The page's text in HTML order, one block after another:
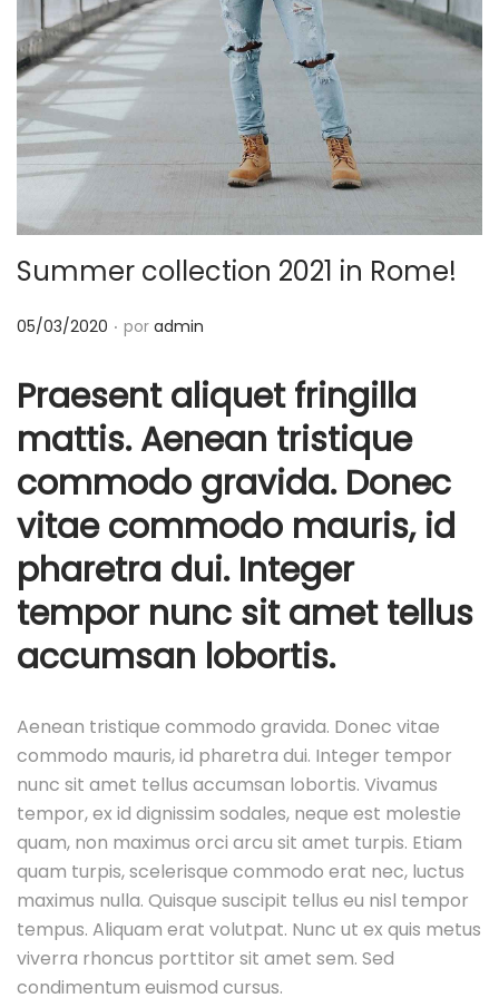
c
i
ó
n
d
o
Summer collection 2021 in Rome!
P
b
i
c
a
d
o
e
05/03/2020 . por admin
Praesent aliquet fringilla
mattis. Aenean tristique
commodo gravida. Donec
vitae commodo mauris, id
pharetra dui. Integer
tempor nunc sit amet tellus
accumsan lobortis.
Aenean tristique commodo gravida. Donec vitae
commodo mauris, id pharetra dui. Integer tempor
nunc sit amet tellus accumsan lobortis. Vivamus
tempor, ex id dignissim sodales, neque est molestie
quam, non maximus orci arcu sit amet turpis. Etiam
quam turpis, scelerisque commodo erat nec, luctus
maximus nulla. Quisque suscipit tellus eu nisl tempor
tempus. Aliquam erat volutpat. Nunc ut ex quis metus
viverra rhoncus porttitor sit amet sem. Sed
condimentum euismod cursus.